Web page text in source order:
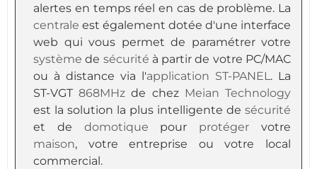
alertes en temps réel en cas de problème. La
centrale est également dotée d'une interface
web qui vous permet de paramétrer votre
système de sécurité à partir de votre PC/MAC
ou à distance via l'application ST-PANEL. La
ST-VGT868MHz de chez Meian Technology
est la solution la plus intelligente de sécurité
et de domotique pour protéger votre
maison, votre entreprise ou votre local
commercial.